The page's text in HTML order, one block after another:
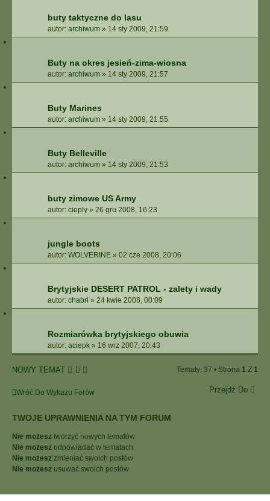
buty taktyczne do lasu
autor: archiwum » 14 sty 2009, 21:59
Buty na okres jesień-zima-wiosna
autor: archiwum » 14 sty 2009, 21:57
Buty Marines
autor: archiwum » 14 sty 2009, 21:55
Buty Belleville
autor: archiwum » 14 sty 2009, 21:53
buty zimowe US Army
autor: cieply » 26 gru 2008, 16:23
jungle boots
autor: WOLVERINE » 02 cze 2008, 20:06
Brytyjskie DESERT PATROL - zalety i wady
autor: chabri » 24 kwie 2008, 00:09
Rozmiarówka brytyjskiego obuwia
autor: aciepk » 16 wrz 2007, 20:43
NOWY TEMAT Tematy: 37 • Strona 1 Z 1
Wróć Do Wykazu Forów Przejdź Do
TWOJE UPRAWNIENIA NA TYM FORUM
Nie możesz tworzyć nowych tematów
Nie możesz odpowiadać w tematach
Nie możesz zmieniać swoich postów
Nie możesz usuwać swoich postów